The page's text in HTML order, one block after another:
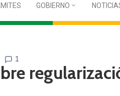
GOBIERNO
1